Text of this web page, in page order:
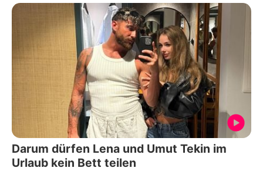
Darum dürfen Lena und Umut Tekin im
Urlaub kein Bett teilen